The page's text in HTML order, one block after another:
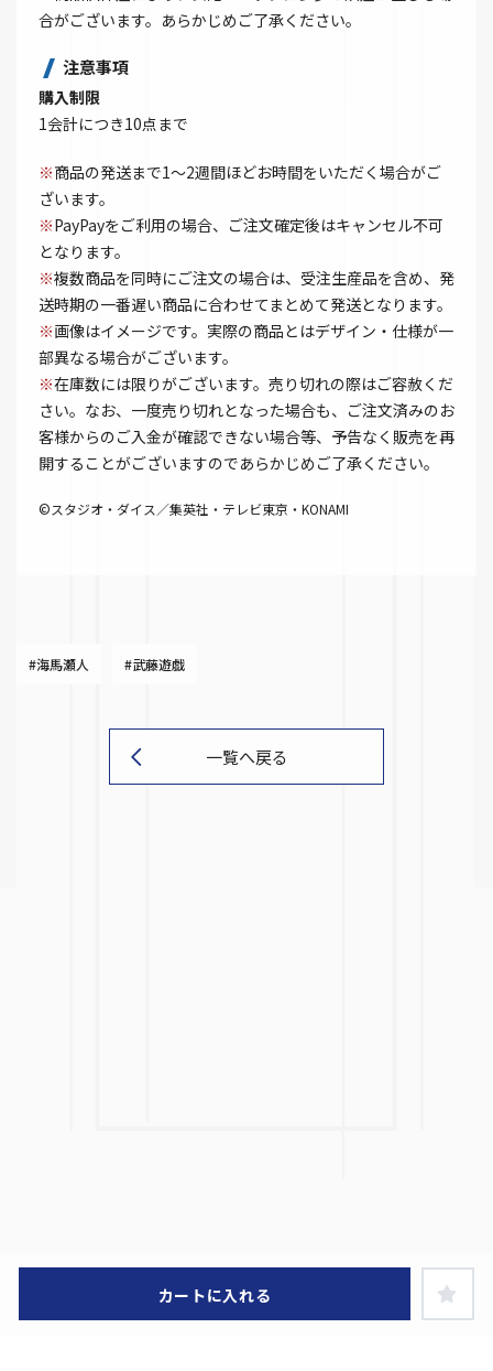
カートに入れる
合がございます。あらかじめご了承ください。
注意事項
購入制限
1会計につき10点まで
※商品の発送まで1～2週間ほどお時間をいただく場合がご
ざいます。
※PayPayをご利用の場合、ご注文確定後はキャンセル不可
となります。
※複数商品を同時にご注文の場合は、受注生産品を含め、発
送時期の一番遅い商品に合わせてまとめて発送となります。
※画像はイメージです。実際の商品とはデザイン・仕様が一
部異なる場合がございます。
※在庫数には限りがございます。売り切れの際はご容赦くだ
さい。なお、一度売り切れとなった場合も、ご注文済みのお
客様からのご入金が確認できない場合等、予告なく販売を再
開することがございますのであらかじめご了承ください。
©スタジオ・ダイス／集英社・テレビ東京・KONAMI
#海馬瀬人 #武藤遊戯
一覧へ戻る